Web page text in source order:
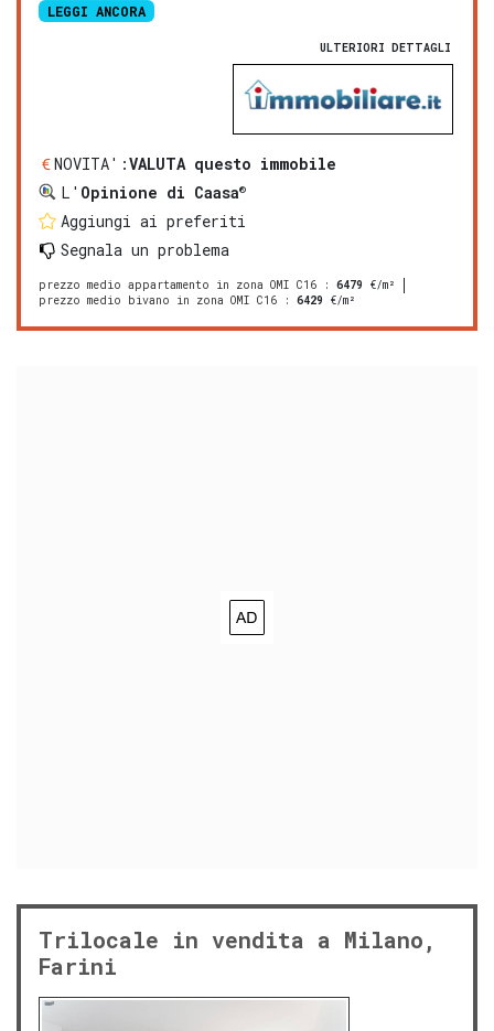
LEGGI ANCORA
ULTERIORI DETTAGLI
NOVITA':VALUTA questo immobile
L' Opinione di Caasa®
Aggiungi ai preferiti
Segnala un problema
prezzo medio appartamento in zona OMI C16 : 6479 €/m²
prezzo medio bivano in zona OMI C16 : 6429 €/m²
Trilocale in vendita a Milano,
Farini